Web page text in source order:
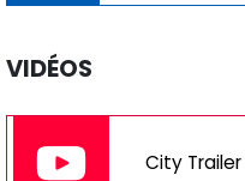
VIDÉOS